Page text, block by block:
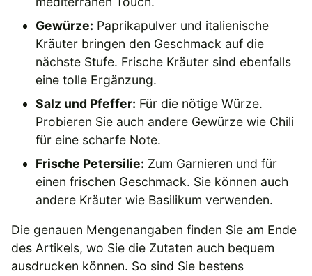
Gewürze: Paprikapulver und italienische
Kräuter bringen den Geschmack auf die
nächste Stufe. Frische Kräuter sind ebenfalls
eine tolle Ergänzung.
Salz und Pfeffer: Für die nötige Würze.
Probieren Sie auch andere Gewürze wie Chili
für eine scharfe Note.
Frische Petersilie: Zum Garnieren und für
einen frischen Geschmack. Sie können auch
andere Kräuter wie Basilikum verwenden.
Die genauen Mengenangaben finden Sie am Ende
des Artikels, wo Sie die Zutaten auch bequem
ausdrucken können. So sind Sie bestens